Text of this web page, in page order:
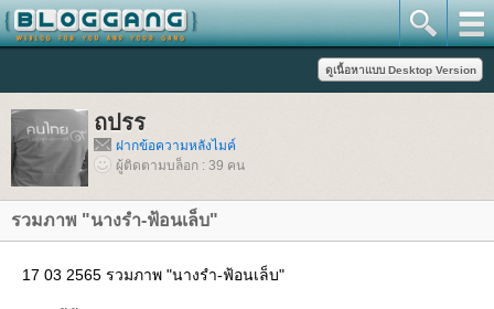
ถปรร
ฝากข้อความหลังไมค์
ผู้ติดตามบล็อก : 39 คน
รวมภาพ "นางรำ-ฟ้อนเล็บ"
17 03 2565 รวมภาพ "นางรำ-ฟ้อนเล็บ"